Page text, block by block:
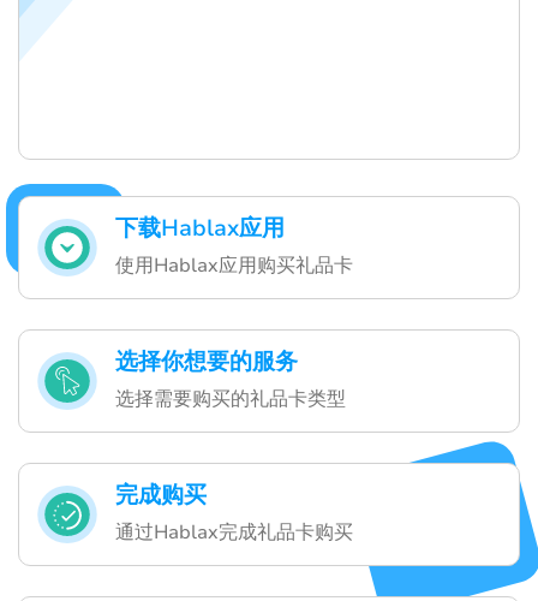
下载Hablax应用
使用Hablax应用购买礼品卡
选择你想要的服务
选择需要购买的礼品卡类型
完成购买
通过Hablax完成礼品卡购买